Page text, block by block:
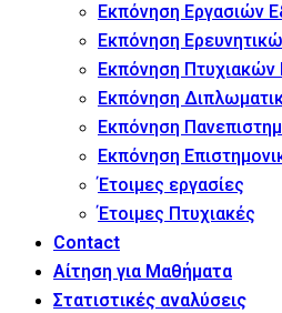
Εκπόνηση Εργασιών
Εκπόνηση
Εκπόνηση Πτυχιακών
Εκπόνηση
Εκπόνηση
Εκπόνηση
Έτοιμες εργασίες
Έτοιμες Πτυχιακές
Contact
Αίτηση για Μαθήματα
Στατιστικές αναλύσεις